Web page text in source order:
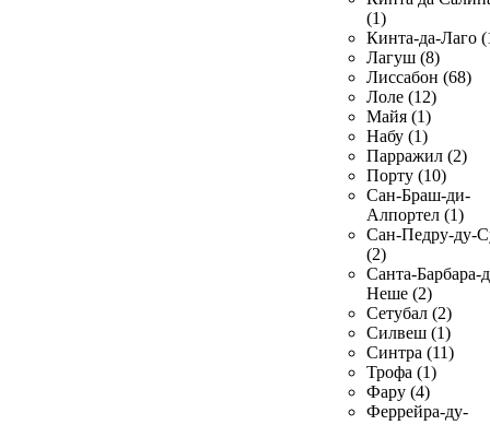
(1)
Кинта-да-Лаго
Лагуш (8)
Лиссабон (68)
Лоле (12)
Майя (1)
Набу (1)
Парражил (2)
Порту (10)
Сан-Браш-ди-
Алпортел (1)
Сан-Педру-ду-
(2)
Санта-Барбара-
Неше (2)
Сетубал (2)
Силвеш (1)
Синтра (11)
Трофа (1)
Фару (4)
Феррейра-ду-